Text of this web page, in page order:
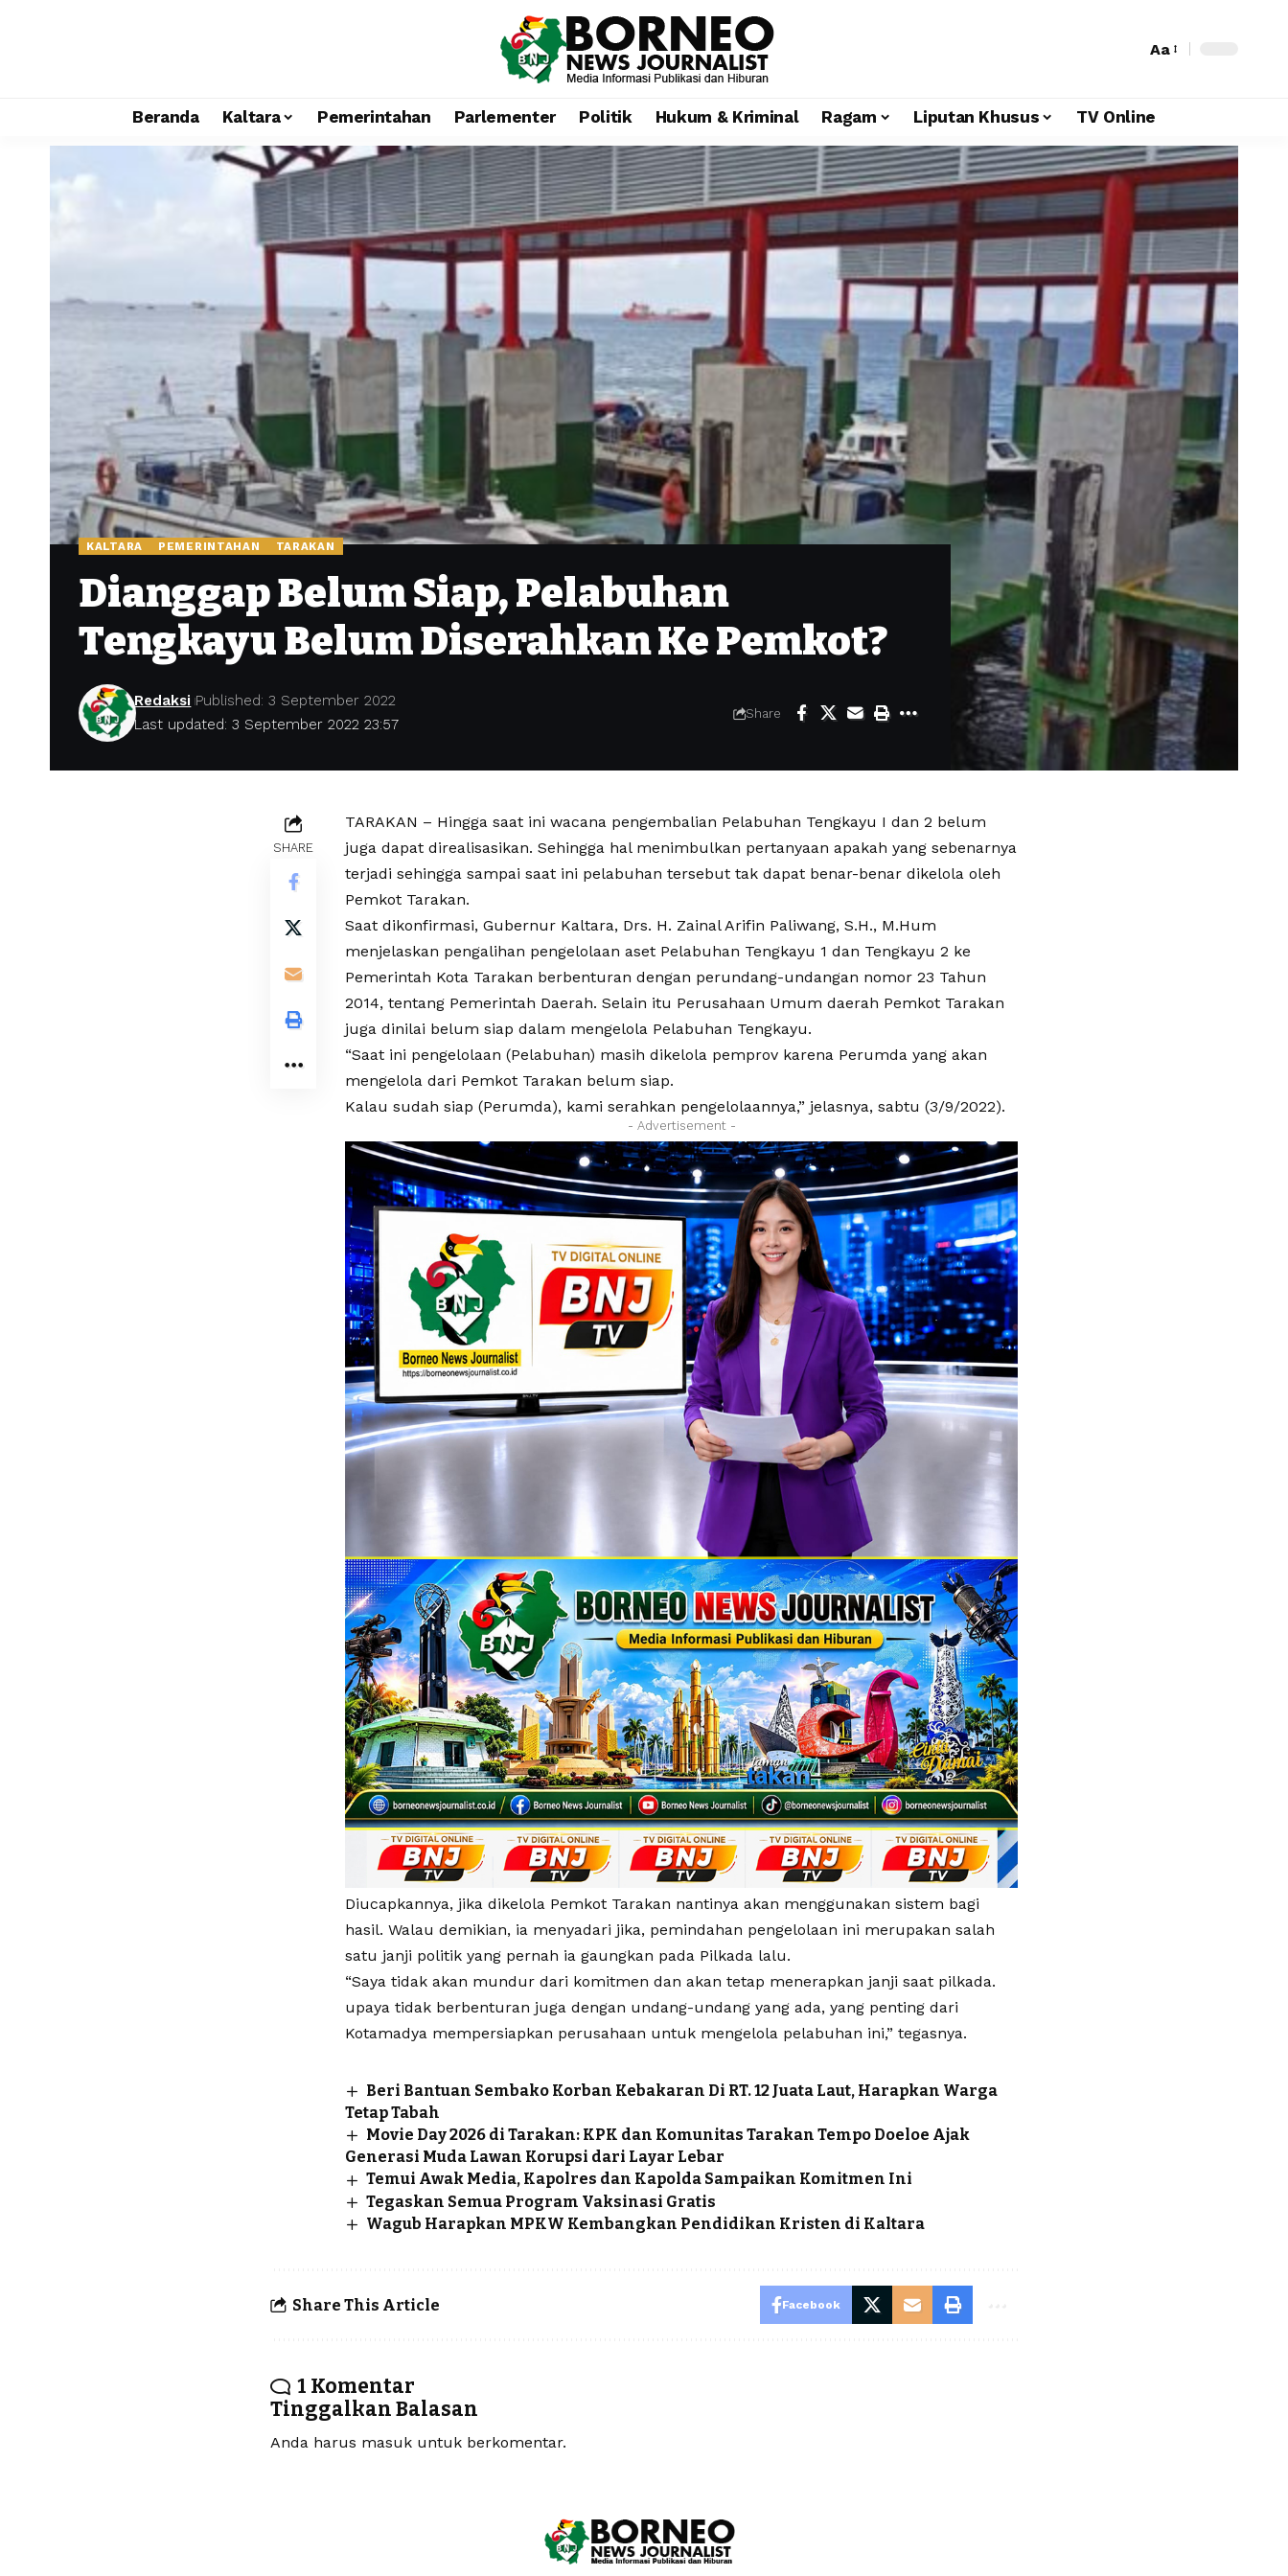
Aa
Beranda Kaltara Pemerintahan Parlementer Politik Hukum & Kriminal Ragam Liputan Khusus TV Online
KALTARA PEMERINTAHAN TARAKAN
Dianggap Belum Siap, Pelabuhan
Tengkayu Belum Diserahkan Ke Pemkot?
Last updated: 3 September 2022 23:57
Redaksi Published: 3 September 2022
Share
SHARE
TARAKAN – Hingga saat ini wacana pengembalian Pelabuhan Tengkayu I dan 2 belum
juga dapat direalisasikan. Sehingga hal menimbulkan pertanyaan apakah yang sebenarnya
terjadi sehingga sampai saat ini pelabuhan tersebut tak dapat benar-benar dikelola oleh
Pemkot Tarakan.
Saat dikonfirmasi, Gubernur Kaltara, Drs. H. Zainal Arifin Paliwang, S.H., M.Hum
menjelaskan pengalihan pengelolaan aset Pelabuhan Tengkayu 1 dan Tengkayu 2 ke
Pemerintah Kota Tarakan berbenturan dengan perundang-undangan nomor 23 Tahun
2014, tentang Pemerintah Daerah. Selain itu Perusahaan Umum daerah Pemkot Tarakan
juga dinilai belum siap dalam mengelola Pelabuhan Tengkayu.
“Saat ini pengelolaan (Pelabuhan) masih dikelola pemprov karena Perumda yang akan
mengelola dari Pemkot Tarakan belum siap.
Kalau sudah siap (Perumda), kami serahkan pengelolaannya,” jelasnya, sabtu (3/9/2022).
- Advertisement -
Diucapkannya, jika dikelola Pemkot Tarakan nantinya akan menggunakan sistem bagi
hasil. Walau demikian, ia menyadari jika, pemindahan pengelolaan ini merupakan salah
satu janji politik yang pernah ia gaungkan pada Pilkada lalu.
“Saya tidak akan mundur dari komitmen dan akan tetap menerapkan janji saat pilkada.
upaya tidak berbenturan juga dengan undang-undang yang ada, yang penting dari
Kotamadya mempersiapkan perusahaan untuk mengelola pelabuhan ini,” tegasnya.
Beri Bantuan Sembako Korban Kebakaran Di RT. 12 Juata Laut, Harapkan Warga
Tetap Tabah
Movie Day 2026 di Tarakan: KPK dan Komunitas Tarakan Tempo Doeloe Ajak
Generasi Muda Lawan Korupsi dari Layar Lebar
Temui Awak Media, Kapolres dan Kapolda Sampaikan Komitmen Ini
Tegaskan Semua Program Vaksinasi Gratis
Wagub Harapkan MPKW Kembangkan Pendidikan Kristen di Kaltara
Share This Article Facebook
1 Komentar
Tinggalkan Balasan
Anda harus masuk untuk berkomentar.